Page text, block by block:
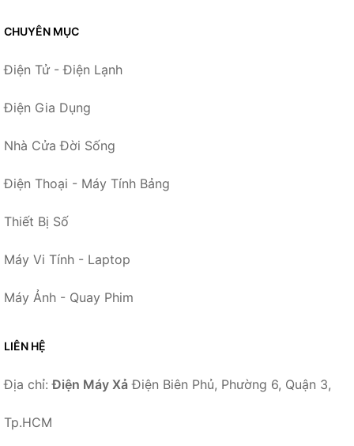
CHUYÊN MỤC
Điện Tử - Điện Lạnh
Điện Gia Dụng
Nhà Cửa Đời Sống
Điện Thoại - Máy Tính Bảng
Thiết Bị Số
Máy Vi Tính - Laptop
Máy Ảnh - Quay Phim
LIÊN HỆ
Địa chỉ:Điện Máy Xả Điện Biên Phủ, Phường 6, Quận 3,
Tp.HCM